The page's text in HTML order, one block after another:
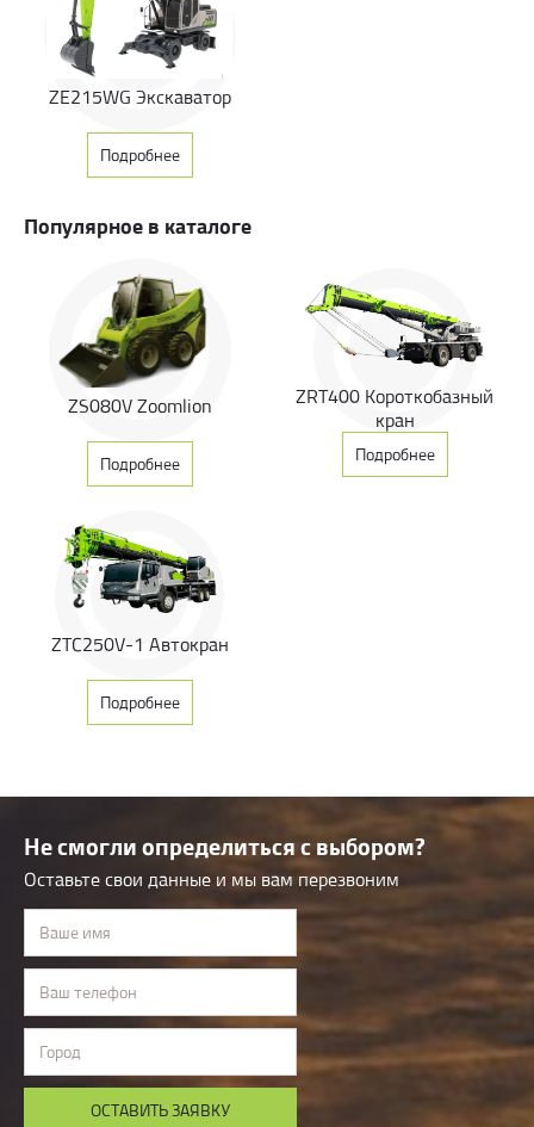
ZE215WG Экскаватор
Подробнее
Популярное в каталоге
ZS080V Zoomlion
Подробнее
ZRT400 Короткобазный
кран
Подробнее
ZTC250V-1 Автокран
Подробнее
Не смогли определиться с выбором?
Оставьте свои данные и мы вам перезвоним
Ваше имя
Ваш телефон
Город
ОСТАВИТЬ ЗАЯВКУ